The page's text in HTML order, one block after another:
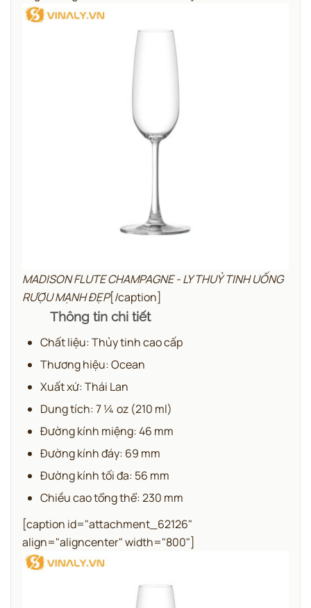
MADISON FLUTE CHAMPAGNE - LY THUỶ TINH UỐNG
RƯỢU MẠNH ĐẸP[/caption]
Thông tin chi tiết
Chất liệu: Thủy tinh cao cấp
Thương hiệu: Ocean
Xuất xứ: Thái Lan
Dung tích: 7 ¼ oz (210 ml)
Đường kính miệng: 46 mm
Đường kính đáy: 69 mm
Đường kính tối đa: 56 mm
Chiều cao tổng thể: 230 mm
[caption id="attachment_62126"
align="aligncenter" width="800"]